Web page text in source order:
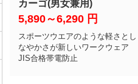
カーゴ(男女兼用)
5,890～6,290 円
スポーツウエアのような軽さとし
なやかさが新しいワークウェア
JIS合格帯電防止